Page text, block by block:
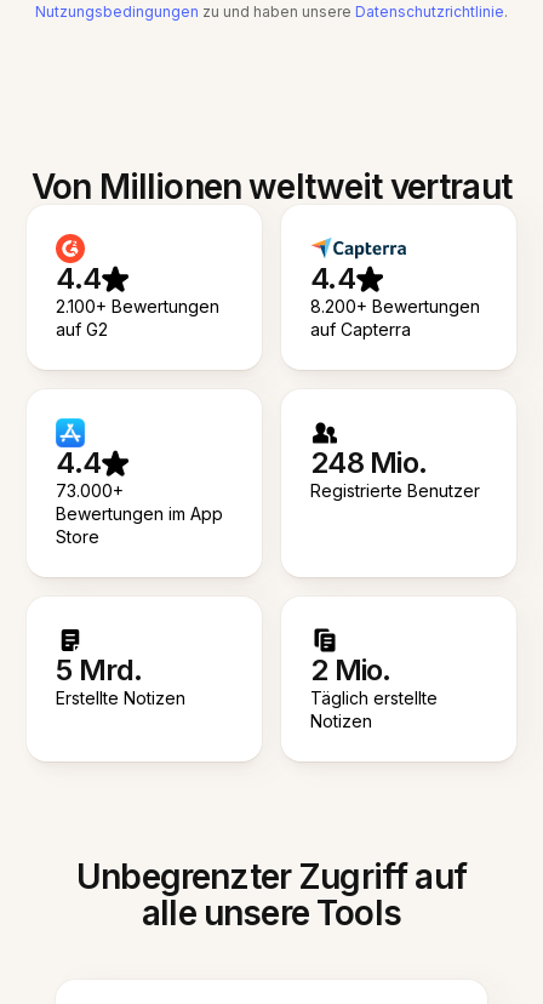
Nutzungsbedingungen zu und haben unsere Datenschutzrichtlinie.
Von Millionen weltweit vertraut
4.4
2.100+ Bewertungen
auf G2
4.4
8.200+ Bewertungen
auf Capterra
4.4
73.000+
Bewertungen im App
Store
248 Mio.
Registrierte Benutzer
5 Mrd.
Erstellte Notizen
2 Mio.
Täglich erstellte
Notizen
Unbegrenzter Zugriff auf
alle unsere Tools